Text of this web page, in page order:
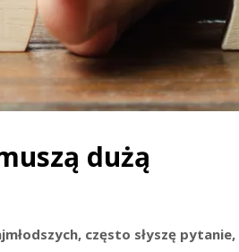
dużą
często słyszę pytanie,